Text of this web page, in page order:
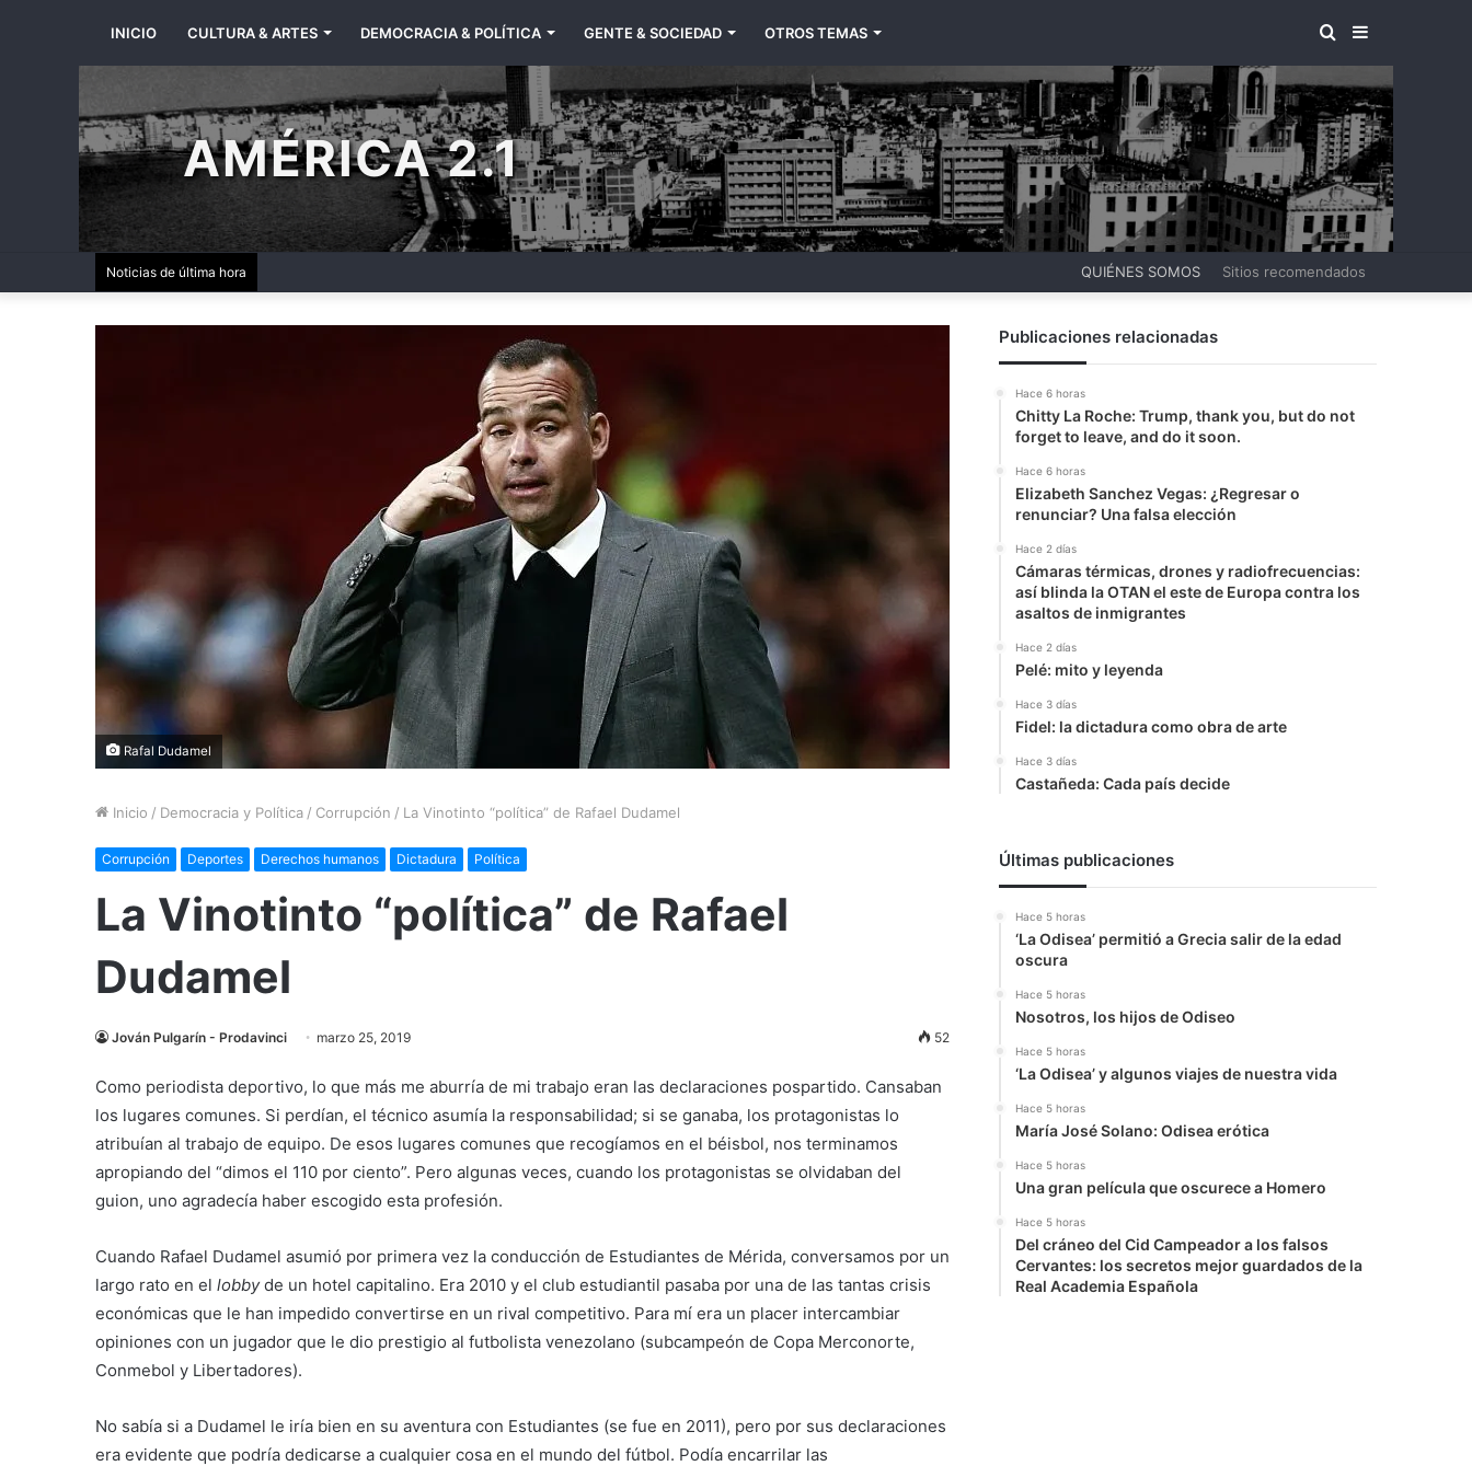
INICIO CULTURA & ARTES DEMOCRACIA & POLÍTICA GENTE & SOCIEDAD OTROS TEMAS BARRA
LATERAL
BUSCAR
POR
AMÉRICA 2.1
Noticias de última hora QUIÉNES SOMOS Sitios recomendados
Rafal Dudamel
Inicio / Democracia y Política / Corrupción / La Vinotinto “política” de Rafael Dudamel
Corrupción Deportes Derechos humanos Dictadura Política
La Vinotinto “política” de Rafael
Dudamel
Jován Pulgarín - Prodavinci marzo 25, 2019 52
Como periodista deportivo, lo que más me aburría de mi trabajo eran las declaraciones pospartido. Cansaban
los lugares comunes. Si perdían, el técnico asumía la responsabilidad; si se ganaba, los protagonistas lo
atribuían al trabajo de equipo. De esos lugares comunes que recogíamos en el béisbol, nos terminamos
apropiando del “dimos el 110 por ciento”. Pero algunas veces, cuando los protagonistas se olvidaban del
guion, uno agradecía haber escogido esta profesión.
Cuando Rafael Dudamel asumió por primera vez la conducción de Estudiantes de Mérida, conversamos por un
largo rato en el lobbyde un hotel capitalino. Era 2010 y el club estudiantil pasaba por una de las tantas crisis
económicas que le han impedido convertirse en un rival competitivo. Para mí era un placer intercambiar
opiniones con un jugador que le dio prestigio al futbolista venezolano (subcampeón de Copa Merconorte,
Conmebol y Libertadores).
No sabía si a Dudamel le iría bien en su aventura con Estudiantes (se fue en 2011), pero por sus declaraciones
era evidente que podría dedicarse a cualquier cosa en el mundo del fútbol. Podía encarrilar las
Publicaciones relacionadas
Hace 6 horas
Chitty La Roche: Trump, thank you, but do not
forget to leave, and do it soon.
Hace 6 horas
Elizabeth Sanchez Vegas: ¿Regresar o
renunciar? Una falsa elección
Hace 2 días
Cámaras térmicas, drones y radiofrecuencias:
así blinda la OTAN el este de Europa contra los
asaltos de inmigrantes
Hace 2 días
Pelé: mito y leyenda
Hace 3 días
Fidel: la dictadura como obra de arte
Hace 3 días
Castañeda: Cada país decide
Últimas publicaciones
Hace 5 horas
‘La Odisea’ permitió a Grecia salir de la edad
oscura
Hace 5 horas
Nosotros, los hijos de Odiseo
Hace 5 horas
‘La Odisea’ y algunos viajes de nuestra vida
Hace 5 horas
María José Solano: Odisea erótica
Hace 5 horas
Una gran película que oscurece a Homero
Hace 5 horas
Del cráneo del Cid Campeador a los falsos
Cervantes: los secretos mejor guardados de la
Real Academia Española